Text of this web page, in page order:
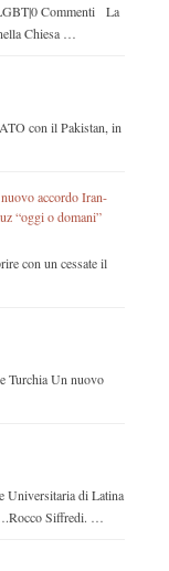
Commenti La
Chiesa …
con il Pakistan, in
accordo Iran-
“oggi o domani”
con un cessate il
Turchia Un nuovo
Universitaria di Latina
Siffredi. …